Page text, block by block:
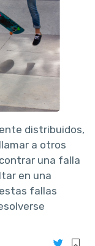
distribuidos,
a otros
una falla
en una
fallas